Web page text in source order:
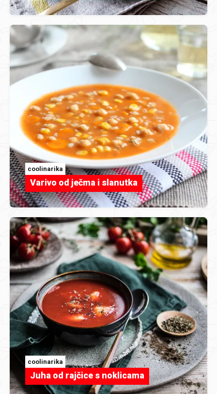
coolinarika
Varivo od ječma i slanutka
coolinarika
Juha od rajčice s noklicama